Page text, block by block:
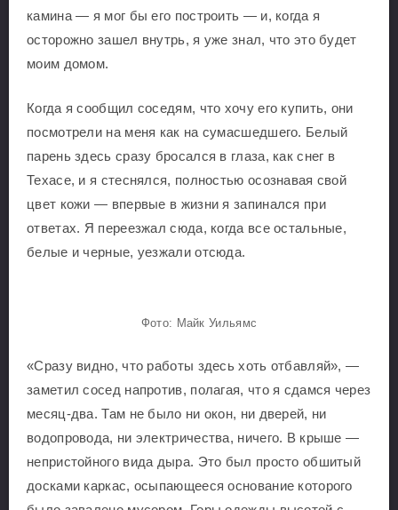
камина — я мог бы его построить — и, когда я
осторожно зашел внутрь, я уже знал, что это будет
моим домом.
Когда я сообщил соседям, что хочу его купить, они
посмотрели на меня как на сумасшедшего. Белый
парень здесь сразу бросался в глаза, как снег в
Техасе, и я стеснялся, полностью осознавая свой
цвет кожи — впервые в жизни я запинался при
ответах. Я переезжал сюда, когда все остальные,
белые и черные, уезжали отсюда.
Фото: Майк Уильямс
«Сразу видно, что работы здесь хоть отбавляй», —
заметил сосед напротив, полагая, что я сдамся через
месяц-два. Там не было ни окон, ни дверей, ни
водопровода, ни электричества, ничего. В крыше —
непристойного вида дыра. Это был просто обшитый
досками каркас, осыпающееся основание которого